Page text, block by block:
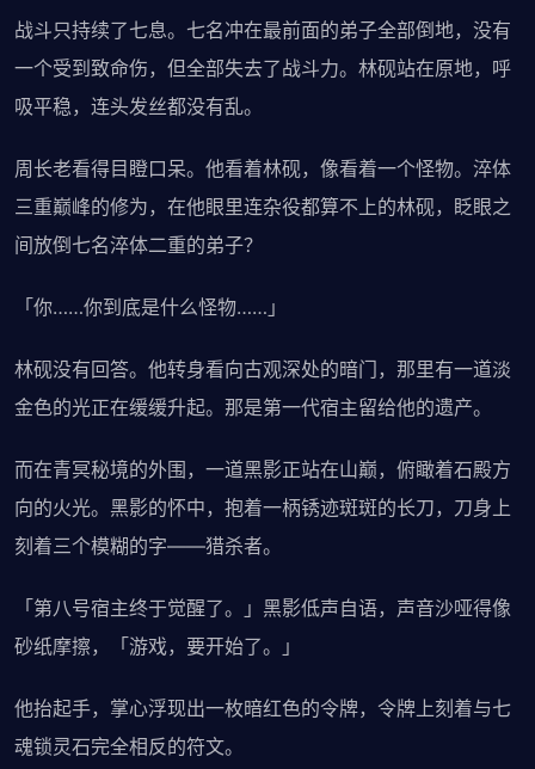
战斗只持续了七息。七名冲在最前面的弟子全部倒地，没有
一个受到致命伤，但全部失去了战斗力。林砚站在原地，呼
吸平稳，连头发丝都没有乱。
周长老看得目瞪口呆。他看着林砚，像看着一个怪物。淬体
三重巅峰的修为，在他眼里连杂役都算不上的林砚，眨眼之
间放倒七名淬体二重的弟子？
「你……你到底是什么怪物……」
林砚没有回答。他转身看向古观深处的暗门，那里有一道淡
金色的光正在缓缓升起。那是第一代宿主留给他的遗产。
而在青冥秘境的外围，一道黑影正站在山巅，俯瞰着石殿方
向的火光。黑影的怀中，抱着一柄锈迹斑斑的长刀，刀身上
刻着三个模糊的字——猎杀者。
「第八号宿主终于觉醒了。」黑影低声自语，声音沙哑得像
砂纸摩擦，「游戏，要开始了。」
他抬起手，掌心浮现出一枚暗红色的令牌，令牌上刻着与七
魂锁灵石完全相反的符文。